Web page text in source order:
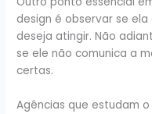
design é observar se
deseja atingir. Não
se ele não comunica a
certas.
Agências que estudam